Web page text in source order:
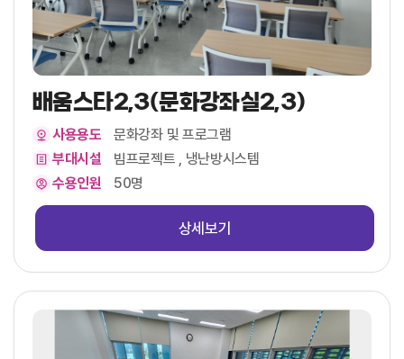
배움스타2,3(문화강좌실2,3)
사용용도
문화강좌 및 프로그램
부대시설
빔프로젝트 , 냉난방시스템
수용인원
50명
상세보기